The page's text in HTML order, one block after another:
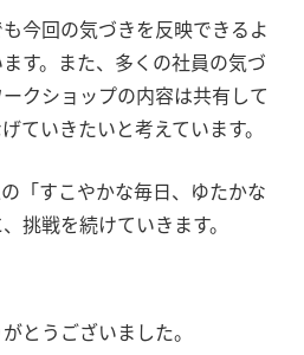
今回の気づきを反映できるよ
す。また、多くの社員の気づ
クショップの内容は共有して
ていきたいと考えています。
「すこやかな毎日、ゆたかな
挑戦を続けていきます。
とうございました。